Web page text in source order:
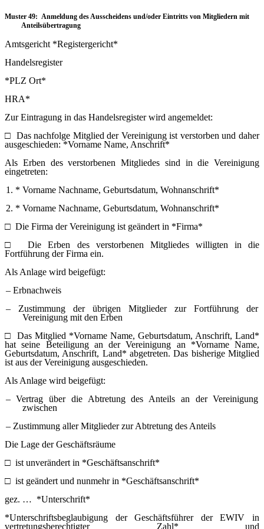
Muster 49: Anmeldung des Ausscheidens und/oder Eintritts von Mitgliedern mit
Anteilsübertragung
Amtsgericht *Registergericht*
Handelsregister
*PLZ Ort*
HRA*
Zur Eintragung in das Handelsregister wird angemeldet:
□ Das nachfolge Mitglied der Vereinigung ist verstorben und daher
ausgeschieden: *Vorname Name, Anschrift*
Als Erben des verstorbenen Mitgliedes sind in die Vereinigung
eingetreten:
1. * Vorname Nachname, Geburtsdatum, Wohnanschrift*
2. * Vorname Nachname, Geburtsdatum, Wohnanschrift*
□ Die Firma der Vereinigung ist geändert in *Firma*
□Die Erben des verstorbenen Mitgliedes willigten in die
Fortführung der Firma ein.
Als Anlage wird beigefügt:
–Erbnachweis
–Zustimmung der übrigen Mitglieder zur Fortführung der
Vereinigung mit den Erben
□ Das Mitglied *Vorname Name, Geburtsdatum, Anschrift, Land*
hat seine Beteiligung an der Vereinigung an *Vorname Name,
Geburtsdatum, Anschrift, Land* abgetreten. Das bisherige Mitglied
ist aus der Vereinigung ausgeschieden.
Als Anlage wird beigefügt:
–Vertrag über die Abtretung des Anteils an der Vereinigung
zwischen
–Zustimmung aller Mitglieder zur Abtretung des Anteils
Die Lage der Geschäftsräume
□ ist unverändert in *Geschäftsanschrift*
□ ist geändert und nunmehr in *Geschäftsanschrift*
gez. … *Unterschrift*
*Unterschriftsbeglaubigung der Geschäftsführer der EWIV in
vertretungsberechtigter Zahl* und